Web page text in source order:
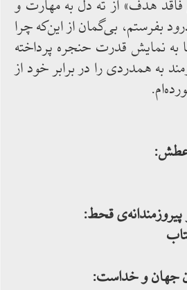
هدف» از ته دل به مهارت و
بفرستم، بی‌گمان از این‌که چرا
به‌ نمایش قدرت ‌حنجره پرداخته
به‌ همدردی را در برابر خود از
عطش:
قحط:
جهان و خداست: